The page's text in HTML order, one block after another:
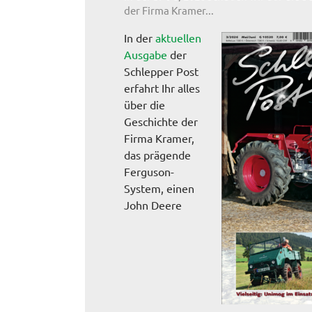
der Firma Kramer...
In der aktuellen
Ausgabe der
Schlepper Post
erfahrt Ihr alles
über die
Geschichte der
Firma Kramer,
das prägende
Ferguson-
System, einen
John Deere